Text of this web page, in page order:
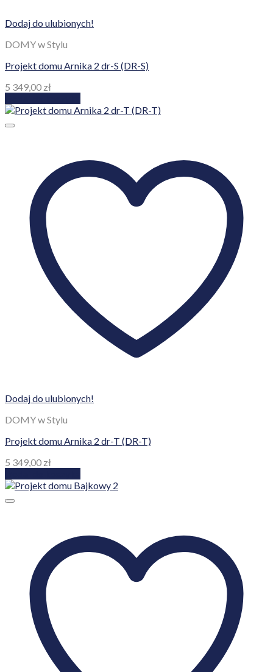
Dodaj do ulubionych!
DOMY w Stylu
Projekt domu Arnika 2 dr-S (DR-S)
5 349,00 zł
Dodaj do ulubionych!
DOMY w Stylu
Projekt domu Arnika 2 dr-T (DR-T)
5 349,00 zł